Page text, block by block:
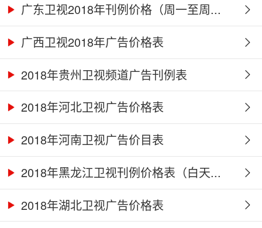
广东卫视2018年刊例价格（周一至周...
广西卫视2018年广告价格表
2018年贵州卫视频道广告刊例表
2018年河北卫视广告价格表
2018年河南卫视广告价目表
2018年黑龙江卫视刊例价格表（白天...
2018年湖北卫视广告价格表